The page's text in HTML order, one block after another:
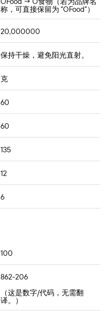
称，可直接保留为 “OFood”）
20,000000
保持干燥，避免阳光直射。
克
60
60
135
12
6
100
862-206
（这是数字/代码，无需翻
译。）